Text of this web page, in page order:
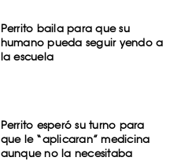
Perrito baila para que su
humano pueda seguir yendo a
la escuela
Perrito esperó su turno para
que le “aplicaran” medicina
aunque no la necesitaba